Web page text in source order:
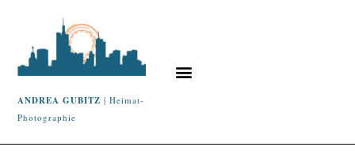
ANDREA GUBITZ | Heimat-
Photographie